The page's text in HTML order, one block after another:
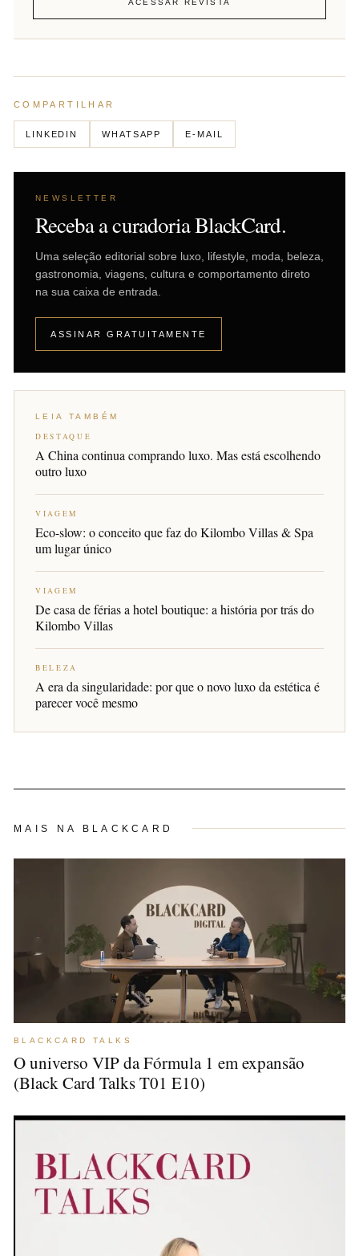
ACESSAR REVISTA
COMPARTILHAR
LINKEDIN WHATSAPP E-MAIL
NEWSLETTER
Receba a curadoria BlackCard.
Uma seleção editorial sobre luxo, lifestyle, moda, beleza,
gastronomia, viagens, cultura e comportamento direto
na sua caixa de entrada.
ASSINAR GRATUITAMENTE
LEIA TAMBÉM
DESTAQUE
A China continua comprando luxo. Mas está escolhendo
outro luxo
VIAGEM
Eco-slow: o conceito que faz do Kilombo Villas & Spa
um lugar único
VIAGEM
De casa de férias a hotel boutique: a história por trás do
Kilombo Villas
BELEZA
A era da singularidade: por que o novo luxo da estética é
parecer você mesmo
MAIS NA BLACKCARD
BLACKCARD TALKS
O universo VIP da Fórmula 1 em expansão
(Black Card Talks T01 E10)